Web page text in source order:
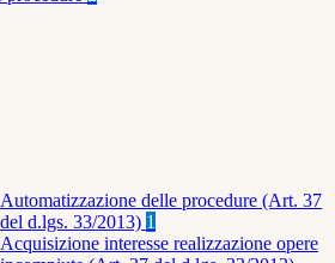
Automatizzazione delle procedure (Art. 37
del d.lgs. 33/2013) 1
Acquisizione interesse realizzazione opere